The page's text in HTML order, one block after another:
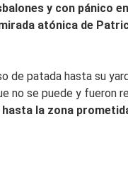
y con pánico
atónica de
de patada hasta su
no se puede y fueron
la zona